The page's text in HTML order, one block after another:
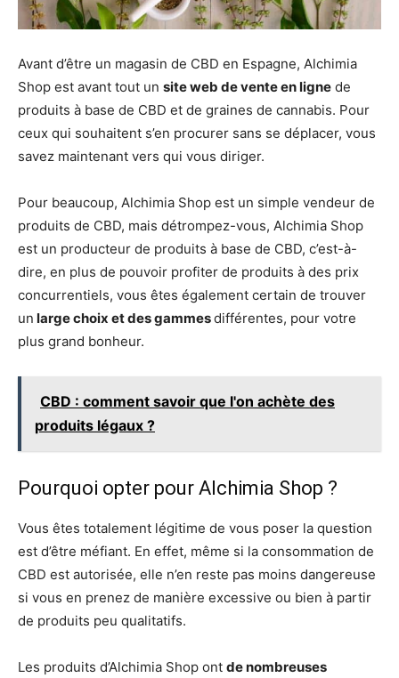
Avant d’être un magasin de CBD en Espagne, Alchimia
Shop est avant tout un site web de vente en ligne de
produits à base de CBD et de graines de cannabis. Pour
ceux qui souhaitent s’en procurer sans se déplacer, vous
savez maintenant vers qui vous diriger.
Pour beaucoup, Alchimia Shop est un simple vendeur de
produits de CBD, mais détrompez-vous, Alchimia Shop
est un producteur de produits à base de CBD, c’est-à-
dire, en plus de pouvoir profiter de produits à des prix
concurrentiels, vous êtes également certain de trouver
un large choix et des gammesdifférentes, pour votre
plus grand bonheur.
CBD : comment savoir que l'on achète des
produits légaux ?
Pourquoi opter pour Alchimia Shop ?
Vous êtes totalement légitime de vous poser la question
est d’être méfiant. En effet, même si la consommation de
CBD est autorisée, elle n’en reste pas moins dangereuse
si vous en prenez de manière excessive ou bien à partir
de produits peu qualitatifs.
Les produits d’Alchimia Shop ont de nombreuses